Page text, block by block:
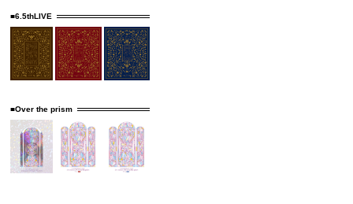
■6.5thLIVE
■Over the prism